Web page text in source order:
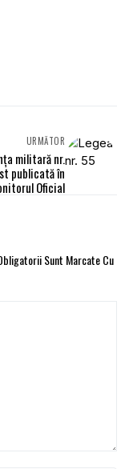
URMĂTOR
militară nr.
publicată în
Oficial
Sunt Marcate Cu